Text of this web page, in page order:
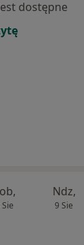
dostępne
Sie
Ndz,
9 Sie